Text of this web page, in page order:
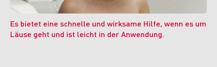
Es bietet eine schnelle und wirksame Hilfe, wenn es um
Läuse geht und ist leicht in der Anwendung.